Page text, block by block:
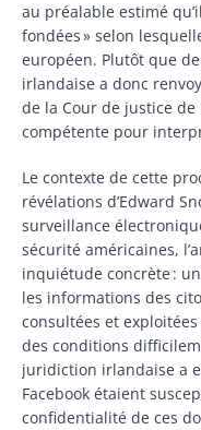
au préalable estimé
fondées » selon
européen. Plutôt que
irlandaise a donc
de la Cour de justice de
compétente pour
Le contexte de cette
révélations d’Edward
surveillance
sécurité américaines,
inquiétude concrète :
les informations des
consultées et
des conditions
juridiction irlandaise a
Facebook étaient
confidentialité de ces